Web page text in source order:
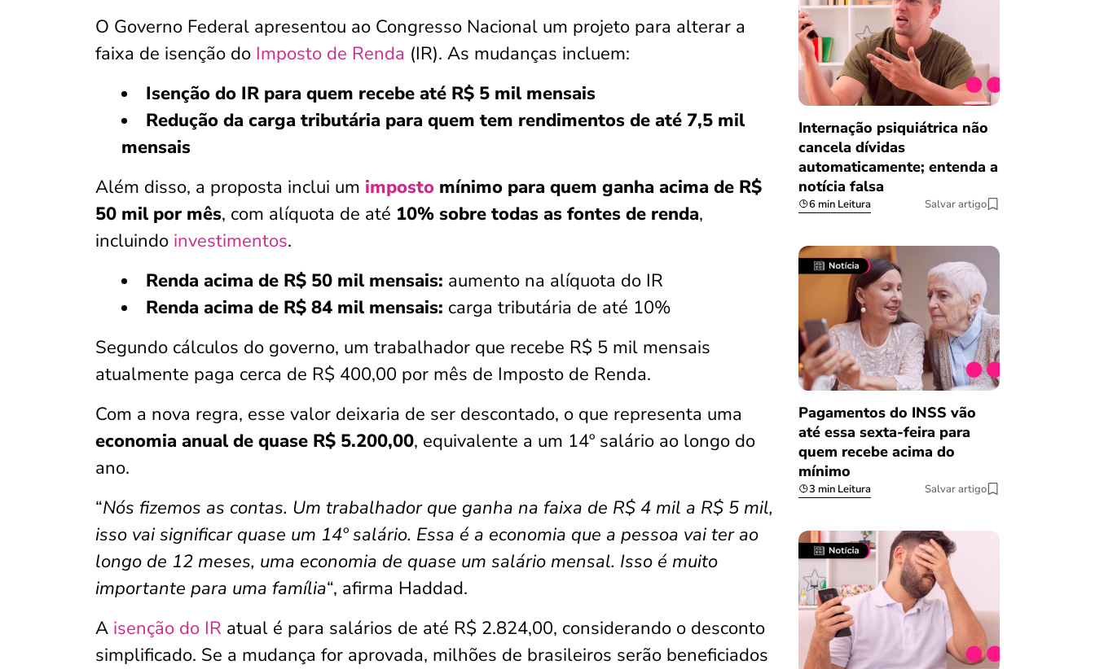
O Governo Federal apresentou ao Congresso Nacional um projeto para alterar a
faixa de isenção do Imposto de Renda (IR). As mudanças incluem:
Isenção do IR para quem recebe até R$ 5 mil mensais
Redução da carga tributária para quem tem rendimentos de até 7,5 mil
mensais
Além disso, a proposta inclui um imposto mínimo para quem ganha acima de R$
50 mil por mês, com alíquota de até 10% sobre todas as fontes de renda,
incluindo investimentos.
Renda acima de R$ 50 mil mensais: aumento na alíquota do IR
Renda acima de R$ 84 mil mensais: carga tributária de até 10%
Segundo cálculos do governo, um trabalhador que recebe R$ 5 mil mensais
atualmente paga cerca de R$ 400,00 por mês de Imposto de Renda.
Com a nova regra, esse valor deixaria de ser descontado, o que representa uma
economia anual de quase R$ 5.200,00, equivalente a um 14º salário ao longo do
ano.
“Nós fizemos as contas. Um trabalhador que ganha na faixa de R$ 4 mil a R$ 5 mil,
isso vai significar quase um 14º salário. Essa é a economia que a pessoa vai ter ao
longo de 12 meses, uma economia de quase um salário mensal. Isso é muito
importante para uma família“, afirma Haddad.
A isenção do IR atual é para salários de até R$ 2.824,00, considerando o desconto
simplificado. Se a mudança for aprovada, milhões de brasileiros serão beneficiados
Internação psiquiátrica não
cancela dívidas
automaticamente; entenda a
notícia falsa
6 min Leitura Salvar artigo
Pagamentos do INSS vão
até essa sexta-feira para
quem recebe acima do
mínimo
3 min Leitura Salvar artigo